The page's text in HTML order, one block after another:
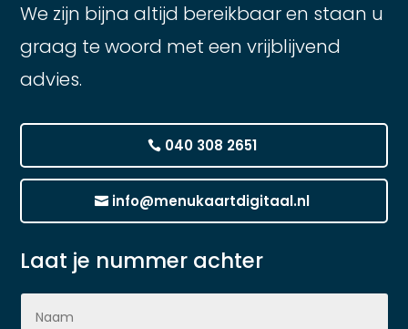
We zijn bijna altijd bereikbaar en staan u
graag te woord met een vrijblijvend
advies.
040 308 2651
info@menukaartdigitaal.nl
Laat je nummer achter